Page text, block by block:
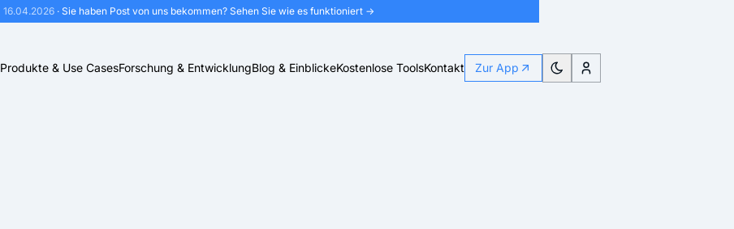
16.04.2026· Sie haben Post von uns bekommen? Sehen Sie wie es funktioniert →
Produkte & Use CasesForschung & EntwicklungBlog & EinblickeKostenlose ToolsKontakt Zur App